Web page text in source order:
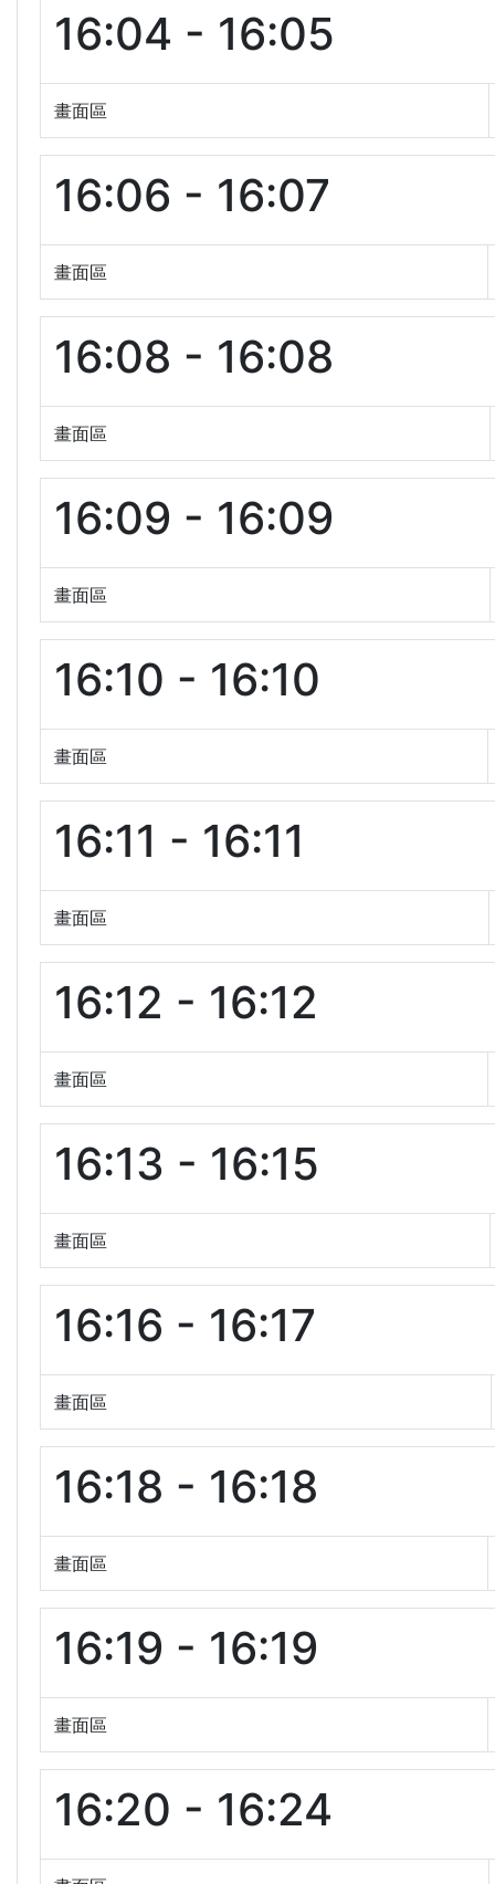
16:04 - 16:05
畫面區
16:06 - 16:07
畫面區
16:08 - 16:08
畫面區
16:09 - 16:09
畫面區
16:10 - 16:10
畫面區
16:11 - 16:11
畫面區
16:12 - 16:12
畫面區
16:13 - 16:15
畫面區
16:16 - 16:17
畫面區
16:18 - 16:18
畫面區
16:19 - 16:19
畫面區
16:20 - 16:24